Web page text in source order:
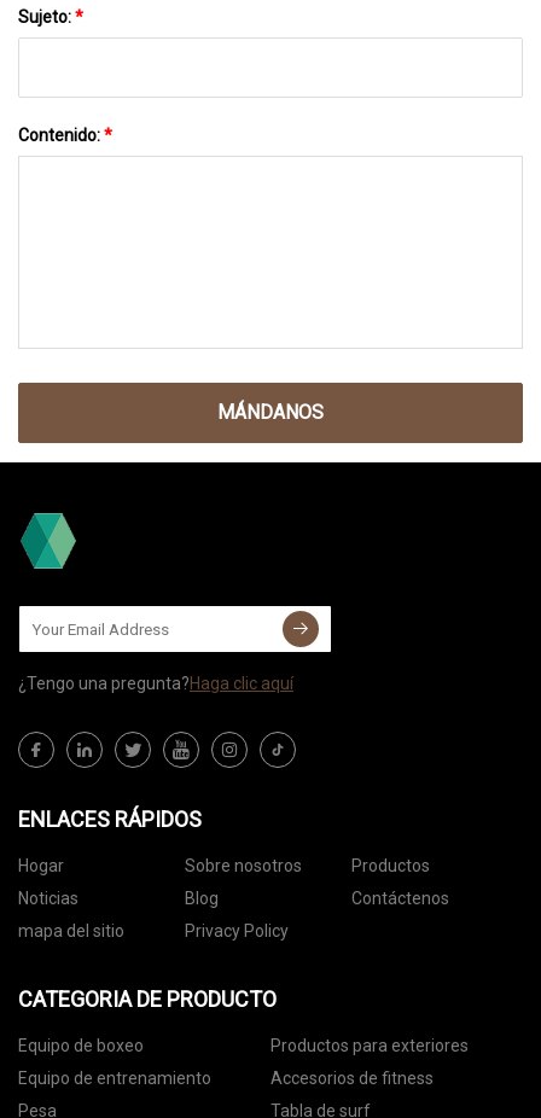
Sujeto:*
Contenido:*
MÁNDANOS
¿Tengo una pregunta?Haga clic aquí
ENLACES RÁPIDOS
Hogar Sobre nosotros
Productos
Noticias
Blog
Contáctenos
mapa del sitio
Privacy Policy
CATEGORIA DE PRODUCTO
Equipo de boxeo
Productos para exteriores
Equipo de entrenamiento
Accesorios de fitness
Pesa
Tabla de surf